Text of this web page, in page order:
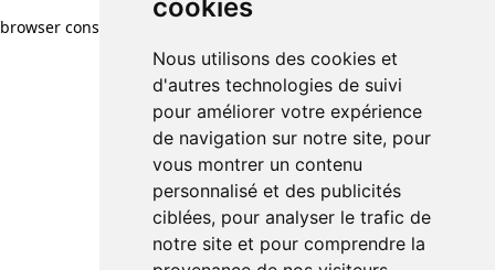
cookies
Nous utilisons des cookies et
d'autres technologies de suivi
pour améliorer votre expérience
de navigation sur notre site, pour
vous montrer un contenu
personnalisé et des publicités
ciblées, pour analyser le trafic de
notre site et pour comprendre la
cookies
Nous utilisons des cookies et
d'autres technologies de suivi
pour améliorer votre expérience
de navigation sur notre site, pour
vous montrer un contenu
personnalisé et des publicités
ciblées, pour analyser le trafic de
notre site et pour comprendre la
browser console for more information)